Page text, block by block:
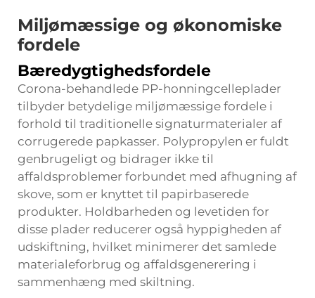
Miljømæssige og økonomiske
fordele
Bæredygtighedsfordele
Corona-behandlede PP-honningcelleplader
tilbyder betydelige miljømæssige fordele i
forhold til traditionelle signaturmaterialer af
corrugerede papkasser. Polypropylen er fuldt
genbrugeligt og bidrager ikke til
affaldsproblemer forbundet med afhugning af
skove, som er knyttet til papirbaserede
produkter. Holdbarheden og levetiden for
disse plader reducerer også hyppigheden af
udskiftning, hvilket minimerer det samlede
materialeforbrug og affaldsgenerering i
sammenhæng med skiltning.